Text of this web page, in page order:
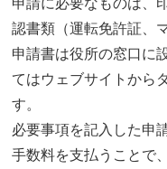
申請に必要なものは、
認書類（運転免許証、
申請書は役所の窓口に
てはウェブサイトから
す。
必要事項を記入した申
手数料を支払うことで